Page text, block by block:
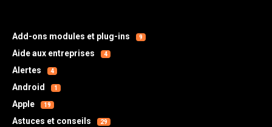
Add-ons modules et plug-ins 9
Aide aux entreprises 4
Alertes 4
Android 1
Apple 19
Astuces et conseils 29